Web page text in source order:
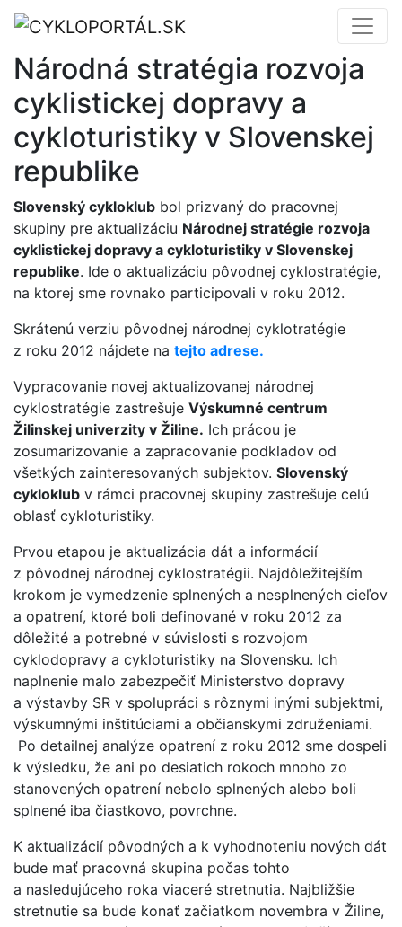
Národná stratégia rozvoja
cyklistickej dopravy a
cykloturistiky v Slovenskej
republike
Slovenský cykloklub bol prizvaný do pracovnej
skupiny pre aktualizáciu Národnej stratégie rozvoja
cyklistickej dopravy a cykloturistiky v Slovenskej
republike. Ide o aktualizáciu pôvodnej cyklostratégie,
na ktorej sme rovnako participovali v roku 2012.
Skrátenú verziu pôvodnej národnej cyklotratégie
z roku 2012 nájdete na tejto adrese.
Vypracovanie novej aktualizovanej národnej
cyklostratégie zastrešuje Výskumné centrum
Žilinskej univerzity v Žiline. Ich prácou je
zosumarizovanie a zapracovanie podkladov od
všetkých zainteresovaných subjektov. Slovenský
cykloklub v rámci pracovnej skupiny zastrešuje celú
oblasť cykloturistiky.
Prvou etapou je aktualizácia dát a informácií
z pôvodnej národnej cyklostratégii. Najdôležitejším
krokom je vymedzenie splnených a nesplnených cieľov
a opatrení, ktoré boli definované v roku 2012 za
dôležité a potrebné v súvislosti s rozvojom
cyklodopravy a cykloturistiky na Slovensku. Ich
naplnenie malo zabezpečiť Ministerstvo dopravy
a výstavby SR v spolupráci s rôznymi inými subjektmi,
výskumnými inštitúciami a občianskymi združeniami.
Po detailnej analýze opatrení z roku 2012 sme dospeli
k výsledku, že ani po desiatich rokoch mnoho zo
stanovených opatrení nebolo splnených alebo boli
splnené iba čiastkovo, povrchne.
K aktualizácií pôvodných a k vyhodnoteniu nových dát
bude mať pracovná skupina počas tohto
a nasledujúceho roka viaceré stretnutia. Najbližšie
stretnutie sa bude konať začiatkom novembra v Žiline,